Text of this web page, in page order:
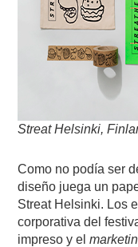
Streat Helsinki,
Como no podía ser
diseño juega un
Streat Helsinki. Los
corporativa del
impreso y el